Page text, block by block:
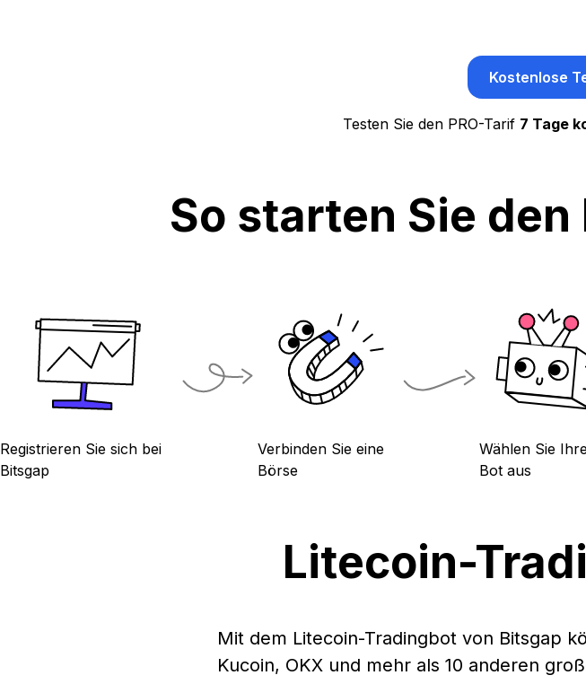
Kostenlose
Testen Sie den PRO-Tarif 7 Tage
So starten Sie
Registrieren Sie sich bei
Bitsgap
Verbinden Sie eine
Börse
Wählen Sie
Bot aus
Litecoin-
Mit dem Litecoin-Tradingbot von Bitsgap
Kucoin, OKX und mehr als 10 anderen